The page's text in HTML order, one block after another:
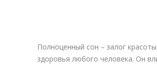
Полноценный сон – залог
здоровья любого человека. Он